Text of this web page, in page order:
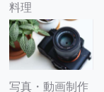
料理
写真・動画制作